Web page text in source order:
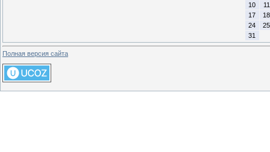
10
11
17
18
24
25
31
Полная версия сайта